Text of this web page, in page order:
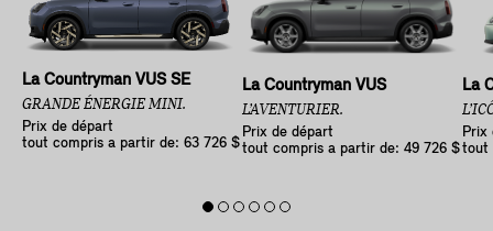
La Countryman VUS SE
GRANDE ÉNERGIE MINI.
Prix de départ
tout compris a partir de: 63 726 $
La Countryman VUS
L’AVENTURIER.
Prix de départ
tout compris a partir de: 49 726 $
La
Prix
tout